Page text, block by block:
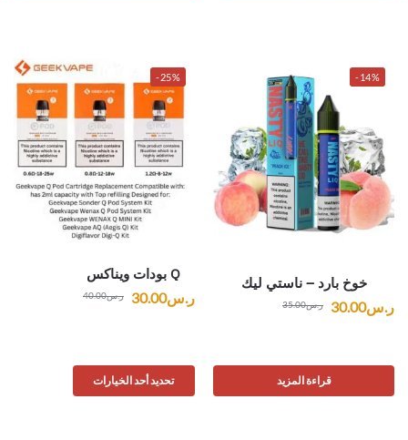
-14%
خوخ بارد – ناستي ليك
ر.س35.00 ر.س30.00
قراءة المزيد
-25%
Q بودات ويناكس
ر.س40.00 ر.س30.00
تحديد أحد الخيارات